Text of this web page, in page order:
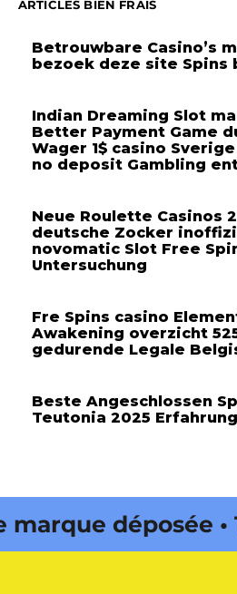
ARTICLES BIEN FRAIS
Betrouwbare Casino’s
bezoek deze site Spins
Indian Dreaming Slot
Better Payment Game
Wager 1$ casino
no deposit Gambling
Neue Roulette Casinos
deutsche Zocker
novomatic Slot Free
Untersuchung
Fre Spins casino
Awakening overzicht
gedurende Legale
Beste Angeschlossen
Teutonia 2025
déposée •